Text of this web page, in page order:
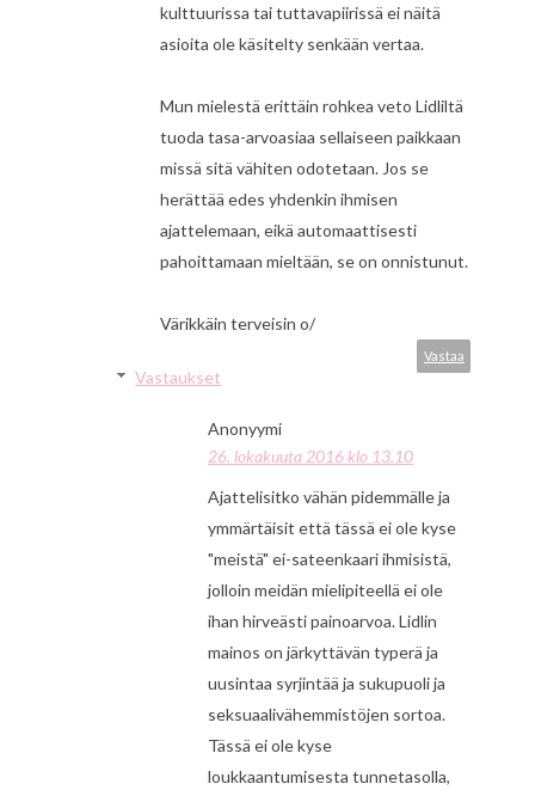
kulttuurissa tai tuttavapiirissä ei näitä
asioita ole käsitelty senkään vertaa.
Mun mielestä erittäin rohkea veto Lidliltä
tuoda tasa-arvoasiaa sellaiseen paikkaan
missä sitä vähiten odotetaan. Jos se
herättää edes yhdenkin ihmisen
ajattelemaan, eikä automaattisesti
pahoittamaan mieltään, se on onnistunut.
Värikkäin terveisin o/
Vastaa
Vastaukset
Anonyymi
26. lokakuuta 2016 klo 13.10
Ajattelisitko vähän pidemmälle ja
ymmärtäisit että tässä ei ole kyse
"meistä" ei-sateenkaari ihmisistä,
jolloin meidän mielipiteellä ei ole
ihan hirveästi painoarvoa. Lidlin
mainos on järkyttävän typerä ja
uusintaa syrjintää ja sukupuoli ja
seksuaalivähemmistöjen sortoa.
Tässä ei ole kyse
loukkaantumisesta tunnetasolla,